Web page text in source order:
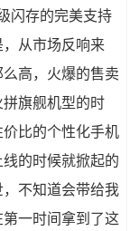
闪存的完美支持
从市场反响来
高，火爆的售卖
旗舰机型的时
比的个性化手机
线的时候就掀起的
不知道会带给我
一时间拿到了这